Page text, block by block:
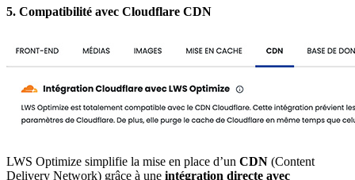
5. Compatibilité avec Cloudflare CDN
LWS Optimize simplifie la mise en place d’un CDN (Content
Delivery Network) grâce à une intégration directe avec